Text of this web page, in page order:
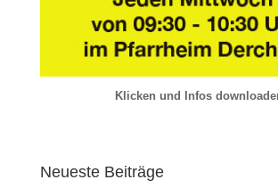
Klicken und Infos
Neueste Beiträge